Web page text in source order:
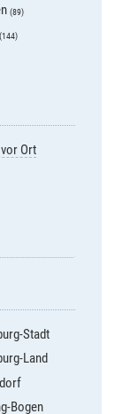
(89)
(144)
Ort
Stadt
Land
Bogen